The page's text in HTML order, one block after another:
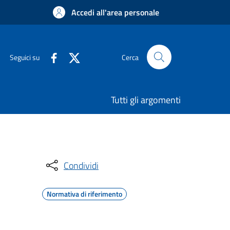
Accedi all'area personale
Seguici su Cerca
Tutti gli argomenti
Condividi
Normativa di riferimento